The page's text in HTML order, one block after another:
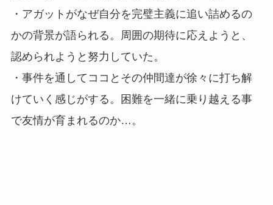
・アガットがなぜ自分を完璧主義に追い詰めるの
かの背景が語られる。周囲の期待に応えようと、
認められようと努力していた。
・事件を通してココとその仲間達が徐々に打ち解
けていく感じがする。困難を一緒に乗り越える事
で友情が育まれるのか…。